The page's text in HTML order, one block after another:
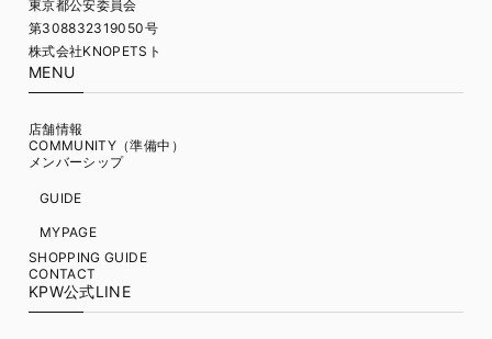
東京都公安委員会
第308832319050号
株式会社KNOPETSト
MENU
店舗情報
COMMUNITY（準備中）
メンバーシップ
GUIDE
MYPAGE
SHOPPING GUIDE
CONTACT
KPW公式LINE